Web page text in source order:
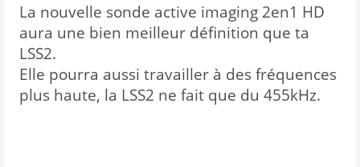
La nouvelle sonde active imaging 2en1 HD
aura une bien meilleur définition que ta
LSS2.
Elle pourra aussi travailler à des fréquences
plus haute, la LSS2 ne fait que du 455kHz.